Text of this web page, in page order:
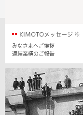
KIMOTOメッセージ ※
みなさまへご挨拶
連結業績のご報告